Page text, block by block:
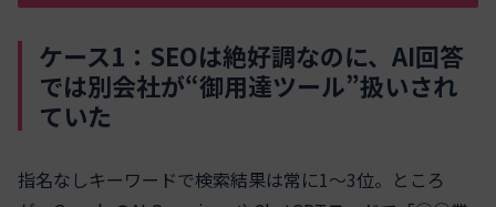
ケース1：SEOは絶好調なのに、AI回答
では別会社が“御用達ツール”扱いされ
ていた
指名なしキーワードで検索結果は常に1〜3位。ところ